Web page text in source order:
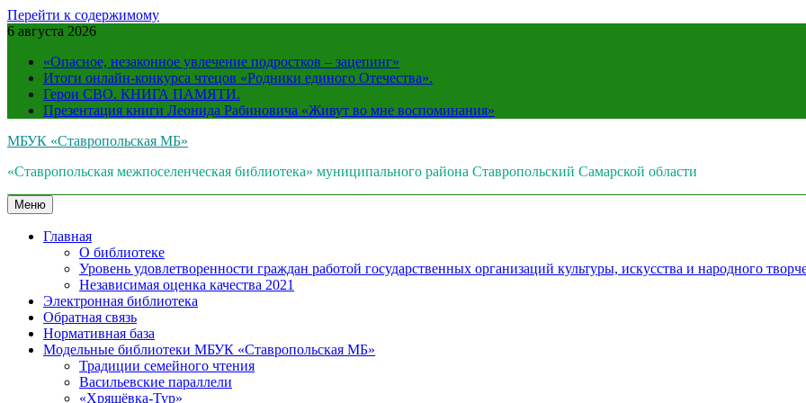
Перейти к содержимому
6 августа 2026
«Опасное, незаконное увлечение подростков – зацепинг»
Итоги онлайн-конкурса чтецов «Родники единого Отечества».
Герои СВО. КНИГА ПАМЯТИ.
Презентация книги Леонида Рабиновича «Живут во мне воспоминания»
МБУК «Ставропольская МБ»
«Ставропольская межпоселенческая библиотека» муниципального района Ставропольский Самарской области
Меню
Главная
О библиотеке
Уровень удовлетворенности граждан работой государственных организаций культуры, искусства и народного
Независимая оценка качества 2021
Электронная библиотека
Обратная связь
Нормативная база
Модельные библиотеки МБУК «Ставропольская МБ»
Традиции семейного чтения
Васильевские параллели
«Хрящёвка-Тур»